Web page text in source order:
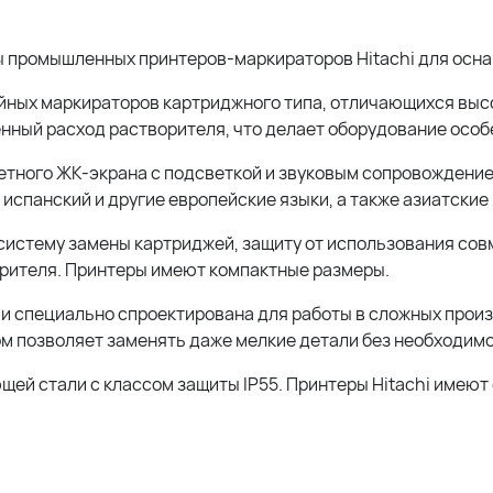
принтеров-маркираторов Hitachi для
маркираторов картриджного типа, отличающихся
расход растворителя, что делает оборудование
ЖК-экрана с подсветкой и звуковым
и другие европейские языки, а также
замены картриджей, защиту от использования
Принтеры имеют компактные размеры.
спроектирована для работы в сложных
позволяет заменять даже мелкие детали без
стали с классом защиты IP55. Принтеры Hitachi имеют